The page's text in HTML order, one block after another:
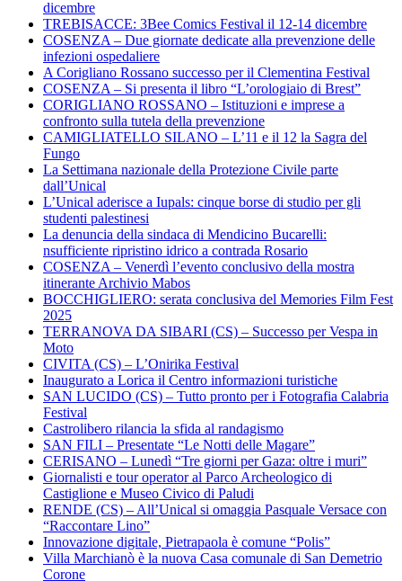
dicembre
TREBISACCE: 3Bee Comics Festival il 12-14 dicembre
COSENZA – Due giornate dedicate alla prevenzione delle
infezioni ospedaliere
A Corigliano Rossano successo per il Clementina Festival
COSENZA – Si presenta il libro “L’orologiaio di Brest”
CORIGLIANO ROSSANO – Istituzioni e imprese a
confronto sulla tutela della prevenzione
CAMIGLIATELLO SILANO – L’11 e il 12 la Sagra del
Fungo
La Settimana nazionale della Protezione Civile parte
dall’Unical
L’Unical aderisce a Iupals: cinque borse di studio per gli
studenti palestinesi
La denuncia della sindaca di Mendicino Bucarelli:
nsufficiente ripristino idrico a contrada Rosario
COSENZA – Venerdì l’evento conclusivo della mostra
itinerante Archivio Mabos
BOCCHIGLIERO: serata conclusiva del Memories Film Fest
2025
TERRANOVA DA SIBARI (CS) – Successo per Vespa in
Moto
CIVITA (CS) – L’Onirika Festival
Inaugurato a Lorica il Centro informazioni turistiche
SAN LUCIDO (CS) – Tutto pronto per i Fotografia Calabria
Festival
Castrolibero rilancia la sfida al randagismo
SAN FILI – Presentate “Le Notti delle Magare”
CERISANO – Lunedì “Tre giorni per Gaza: oltre i muri”
Giornalisti e tour operator al Parco Archeologico di
Castiglione e Museo Civico di Paludi
RENDE (CS) – All’Unical si omaggia Pasquale Versace con
“Raccontare Lino”
Innovazione digitale, Pietrapaola è comune “Polis”
Villa Marchianò è la nuova Casa comunale di San Demetrio
Corone